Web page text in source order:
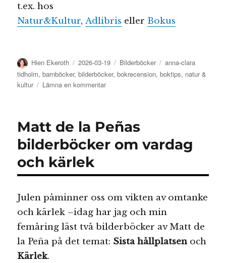
t.ex. hos
Natur&Kultur,Adlibris eller Bokus
Författare
Hien Ekeroth
Publicerat
den
2026-03-19 Kategorier
Bilderböcker Etiketter
anna-clara
tidholm,barnböcker,bilderböcker,bokrecension,boktips, natur &
kultur
Lämna en kommentartill
med
stort
Matt de la Peñas
bilderböcker om vardag
och kärlek
Julen påminner oss om vikten av omtanke
och kärlek –idag har jag och min
femåring läst två bilderböcker av Matt de
la Peña på det temat: Sista hållplatsen och
Kärlek.